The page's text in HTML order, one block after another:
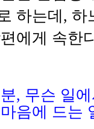
하는데, 하
에게 속한
, 무슨 일
음에 드는